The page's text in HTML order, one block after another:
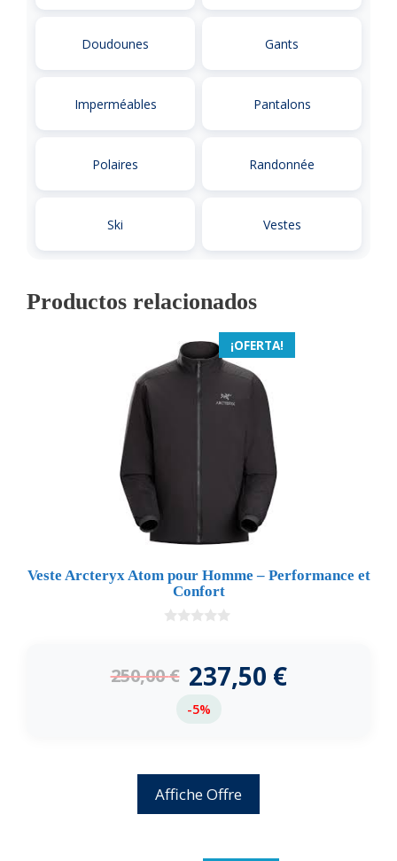
Doudounes Gants
Imperméables Pantalons
Polaires Randonnée
Ski Vestes
Productos relacionados
¡OFERTA!
Veste Arcteryx Atom pour Homme – Performance et
Confort
5
250,00€ 237,50 €
-5%
Affiche Offre